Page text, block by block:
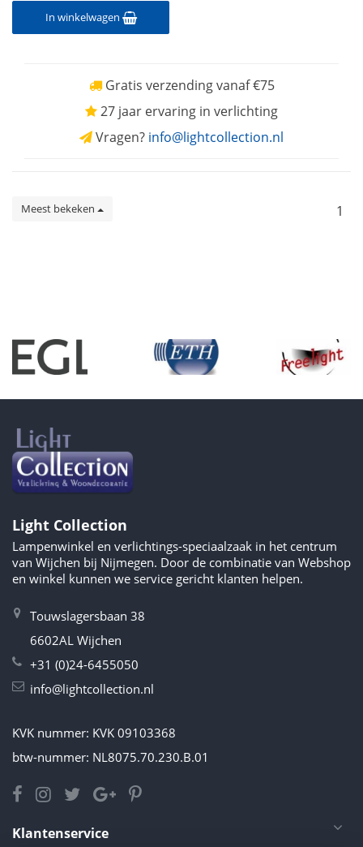
In winkelwagen
Gratis verzending vanaf €75
27 jaar ervaring in verlichting
Vragen? info@lightcollection.nl
Meest bekeken 1
Light Collection
Lampenwinkel en verlichtings-speciaalzaak in het centrum
van Wijchen bij Nijmegen. Door de combinatie van Webshop
en winkel kunnen we service gericht klanten helpen.
Touwslagersbaan 38
6602AL Wijchen
+31 (0)24-6455050
info@lightcollection.nl
KVK nummer: KVK 09103368
btw-nummer: NL8075.70.230.B.01
Klantenservice